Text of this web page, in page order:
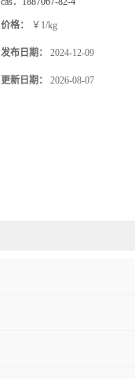
价格： ￥1/kg
发布日期： 2024-12-09
更新日期： 2026-08-07